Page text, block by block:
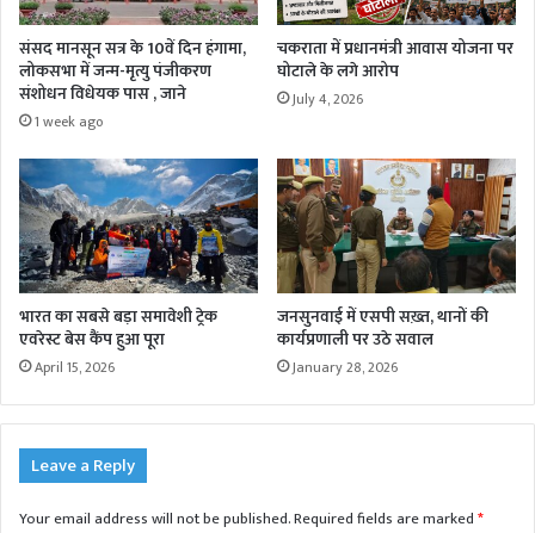
संसद मानसून सत्र के 10वें दिन हंगामा,
लोकसभा में जन्म-मृत्यु पंजीकरण
संशोधन विधेयक पास , जाने
1 week ago
चकराता में प्रधानमंत्री आवास योजना पर
घोटाले के लगे आरोप
July 4, 2026
भारत का सबसे बड़ा समावेशी ट्रेक
एवरेस्ट बेस कैंप हुआ पूरा
April 15, 2026
जनसुनवाई में एसपी सख़्त, थानों की
कार्यप्रणाली पर उठे सवाल
January 28, 2026
Leave a Reply
Your email address will not be published.Required fields are marked*